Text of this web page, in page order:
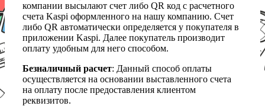
компании высылают счет либо QR код с расчетного
счета Kaspi оформленного на нашу компанию. Счет
либо QR автоматически определяется у покупателя в
приложении Kaspi. Далее покупатель производит
оплату удобным для него способом.
Безналичный расчет: Данный способ оплаты
осуществляется на основании выставленного счета
на оплату после предоставления клиентом
реквизитов.